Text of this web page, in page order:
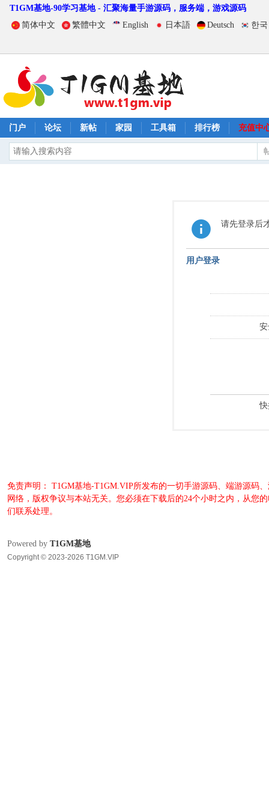
T1GM基地-90学习基地 - 汇聚海量手游源码，服务端，游戏源码
简体中文
繁體中文 English 日本語 Deutsch 한
门户 论坛 新帖 家园 工具箱 排行榜 充值中
请先登录后
用户登录
免责声明： T1GM基地-T1GM.VIP所发布的一切手游源码、端游源码
网络，版权争议与本站无关。您必须在下载后的24个小时之内，从您
们联系处理。
Powered by T1GM基地
Copyright © 2023-2026 T1GM.VIP